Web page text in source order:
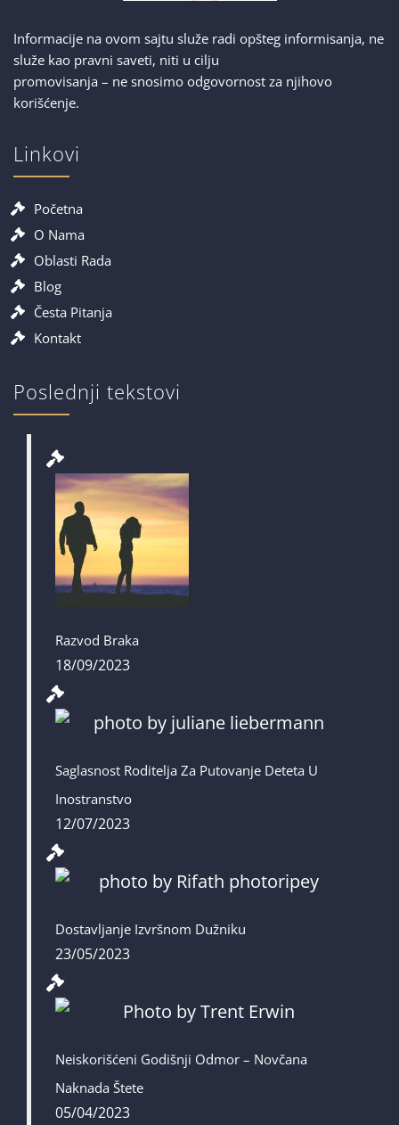
Informacije na ovom sajtu služe radi opšteg informisanja, ne
služe kao pravni saveti, niti u cilju
promovisanja – ne snosimo odgovornost za njihovo
korišćenje.
Linkovi
Početna
O Nama
Oblasti Rada
Blog
Česta Pitanja
Kontakt
Poslednji tekstovi
Razvod Braka
18/09/2023
Saglasnost Roditelja Za Putovanje Deteta U
Inostranstvo
12/07/2023
Dostavljanje Izvršnom Dužniku
23/05/2023
Neiskorišćeni Godišnji Odmor – Novčana
Naknada Štete
05/04/2023